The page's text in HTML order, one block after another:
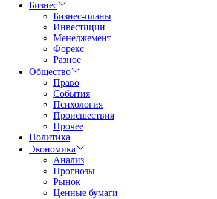
Бизнес
Бизнес-планы
Инвестиции
Менеджемент
Форекс
Разное
Общество
Право
События
Психология
Происшествия
Прочее
Политика
Экономика
Анализ
Прогнозы
Рынок
Ценные бумаги